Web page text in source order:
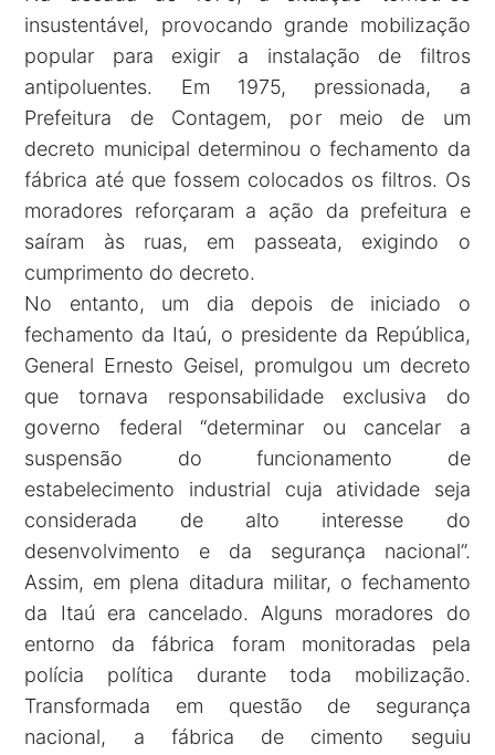
insustentável, provocando grande mobilização
popular para exigir a instalação de filtros
antipoluentes. Em 1975, pressionada, a
Prefeitura de Contagem, por meio de um
decreto municipal determinou o fechamento da
fábrica até que fossem colocados os filtros. Os
moradores reforçaram a ação da prefeitura e
saíram às ruas, em passeata, exigindo o
cumprimento do decreto.
No entanto, um dia depois de iniciado o
fechamento da Itaú, o presidente da República,
General Ernesto Geisel, promulgou um decreto
que tornava responsabilidade exclusiva do
governo federal “determinar ou cancelar a
suspensão do funcionamento de
estabelecimento industrial cuja atividade seja
considerada de alto interesse do
desenvolvimento e da segurança nacional”.
Assim, em plena ditadura militar, o fechamento
da Itaú era cancelado. Alguns moradores do
entorno da fábrica foram monitoradas pela
polícia política durante toda mobilização.
Transformada em questão de segurança
nacional, a fábrica de cimento seguiu